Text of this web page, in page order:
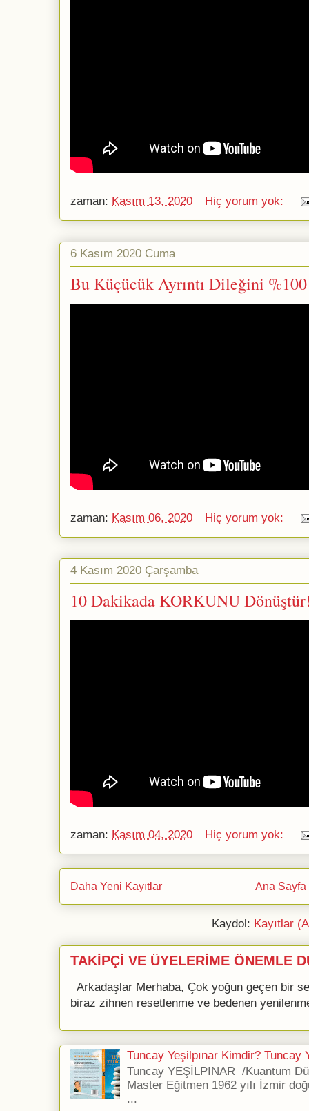
zaman: Kasım 13, 2020 Hiç yorum yok:
6 Kasım 2020 Cuma
Bu Küçücük Ayrıntı Dileğini
zaman: Kasım 06, 2020 Hiç yorum yok:
4 Kasım 2020 Çarşamba
10 Dakikada KORKUNU
zaman: Kasım 04, 2020 Hiç yorum yok:
Daha Yeni Kayıtlar Ana Sayfa
Kaydol: Kayıtlar
TAKİPÇİ VE ÜYELERİME ÖNEMLE
Arkadaşlar Merhaba, Çok yoğun geçen bir
biraz zihnen resetlenme ve bedenen
Tuncay Yeşilpınar Kimdir? Tuncay
Tuncay YEŞİLPINAR /Kuantum
Master Eğitmen 1962 yılı İzmir
...